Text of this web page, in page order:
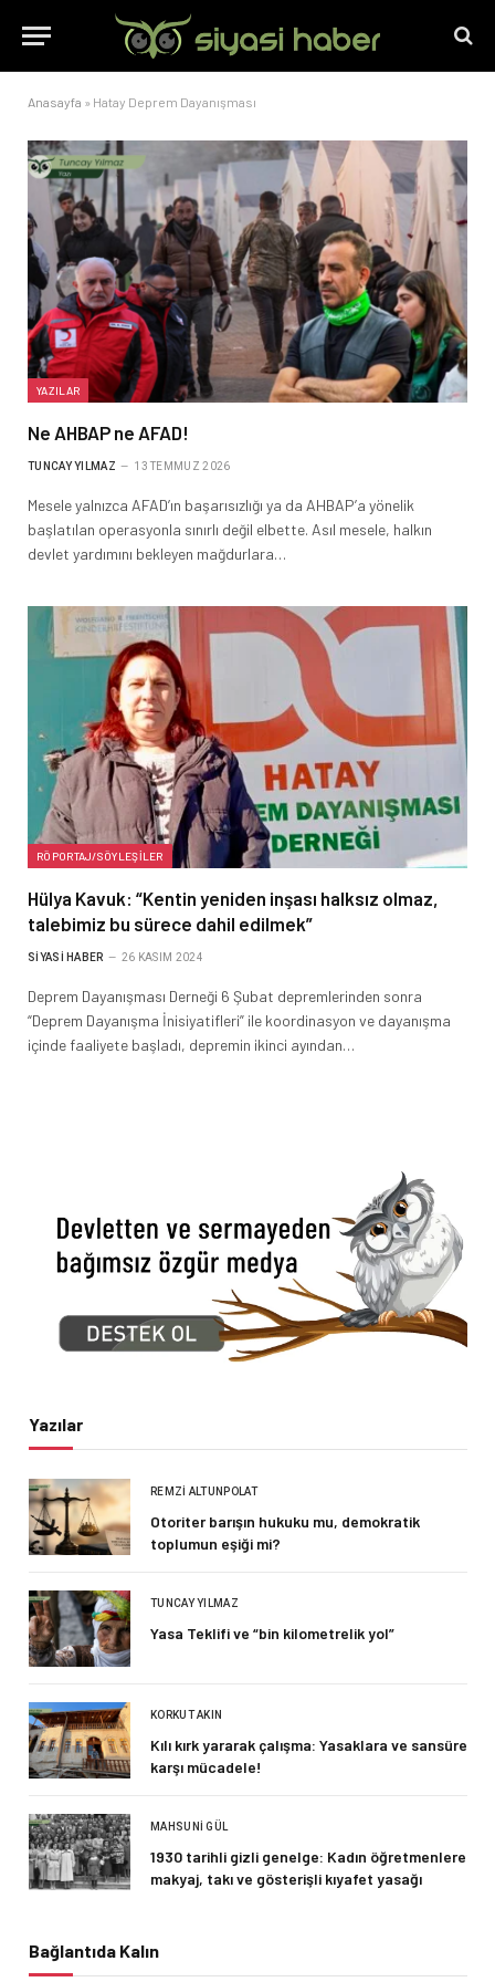
Anasayfa » Hatay Deprem Dayanışması
YAZILAR
Ne AHBAP ne AFAD!
TUNCAY YILMAZ 13 TEMMUZ 2026
Mesele yalnızca AFAD’ın başarısızlığı ya da AHBAP’a yönelik
başlatılan operasyonla sınırlı değil elbette. Asıl mesele, halkın
devlet yardımını bekleyen mağdurlara…
RÖPORTAJ/SÖYLEŞILER
Hülya Kavuk: “Kentin yeniden inşası halksız olmaz,
talebimiz bu sürece dahil edilmek”
SIYASI HABER 26 KASIM 2024
Deprem Dayanışması Derneği 6 Şubat depremlerinden sonra
“Deprem Dayanışma İnisiyatifleri” ile koordinasyon ve dayanışma
içinde faaliyete başladı, depremin ikinci ayından…
Yazılar
REMZI ALTUNPOLAT
Otoriter barışın hukuku mu, demokratik
toplumun eşiği mi?
TUNCAY YILMAZ
Yasa Teklifi ve “bin kilometrelik yol”
KORKUT AKIN
Kılı kırk yararak çalışma: Yasaklara ve sansüre
karşı mücadele!
MAHSUNI GÜL
1930 tarihli gizli genelge: Kadın öğretmenlere
makyaj, takı ve gösterişli kıyafet yasağı
Bağlantıda Kalın